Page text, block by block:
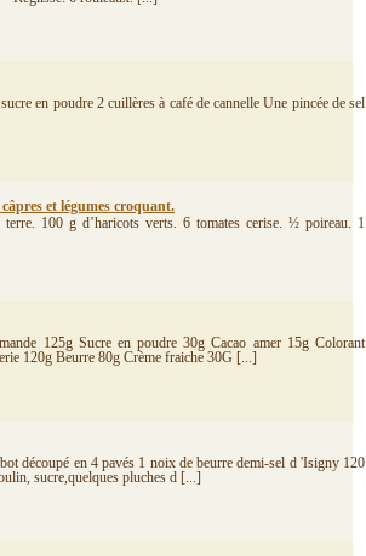
en poudre 2 cuillères à café de cannelle Une pincée de sel
et légumes croquant.
100 g d’haricots verts. 6 tomates cerise. ½ poireau. 1
125g Sucre en poudre 30g Cacao amer 15g Colorant
120g Beurre 80g Crème fraiche 30G [...]
découpé en 4 pavés 1 noix de beurre demi-sel d 'Isigny 120
sucre,quelques pluches d [...]